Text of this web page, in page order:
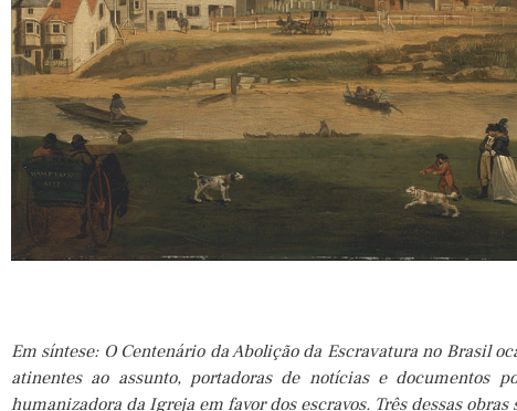
Em síntese: O Centenário da Abolição da Escravatura no Brasil
atinentes ao assunto, portadoras de notícias e documentos
humanizadora da Igreja em favor dos escravos. Três dessas